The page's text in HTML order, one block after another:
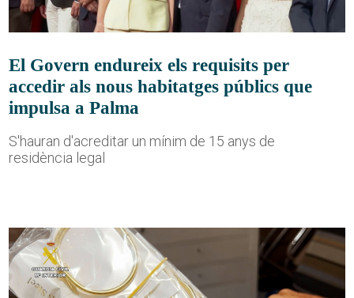
El Govern endureix els requisits per
accedir als nous habitatges públics que
impulsa a Palma
S'hauran d'acreditar un mínim de 15 anys de
residència legal